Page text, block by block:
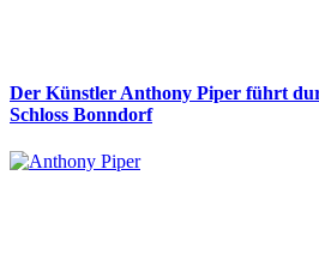
Der Künstler Anthony Piper führt
Schloss Bonndorf